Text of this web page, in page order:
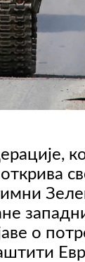
открива
о
ВИДЕО